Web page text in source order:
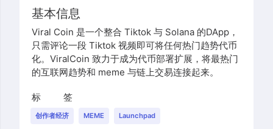
基本信息
Viral Coin 是一个整合 Tiktok 与 Solana 的DApp，
只需评论一段 Tiktok 视频即可将任何热门趋势代币
化。ViralCoin 致力于成为代币部署扩展，将最热门
的互联网趋势和 meme 与链上交易连接起来。
标签
创作者经济 MEME Launchpad